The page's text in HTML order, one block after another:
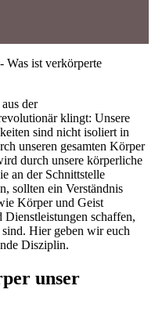
- Was ist verkörperte
der
klingt: Unsere
sind nicht isoliert in
unseren gesamten Körper
durch unsere körperliche
an der Schnittstelle
sollten ein Verständnis
Körper und Geist
Dienstleistungen schaffen,
Hier geben wir euch
Disziplin.
unser